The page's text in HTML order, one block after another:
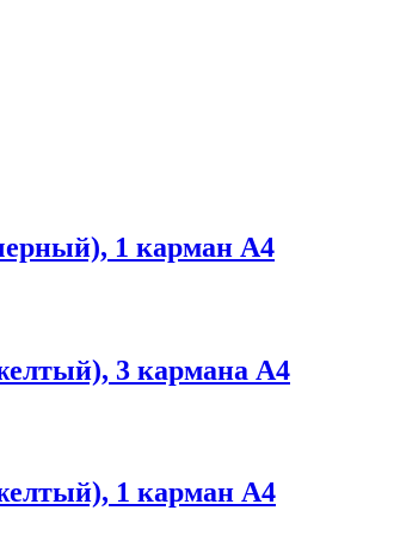
1 карман А4
3 карманa А4
1 карман А4